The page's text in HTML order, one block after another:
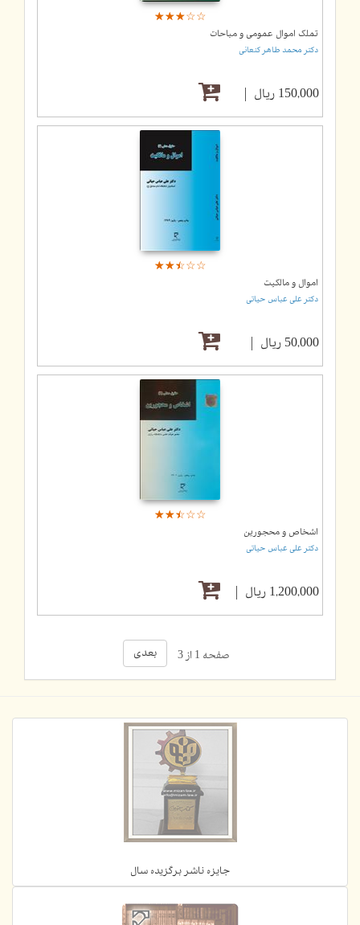
☆☆☆☆☆
★★★★★
تملک اموال عمومی و مباحات
دکتر محمد طاهر کنعانی
150,000 ریال
☆☆☆☆☆
★★★★★
اموال و مالکیت
دکتر علی عباس حیاتی
50,000 ریال
☆☆☆☆☆
★★★★★
اشخاص و محجورین
دکتر علی عباس حیاتی
1,200,000 ریال
صفحه 1 از 3 بعدی
جایزه ناشر برگزیده سال